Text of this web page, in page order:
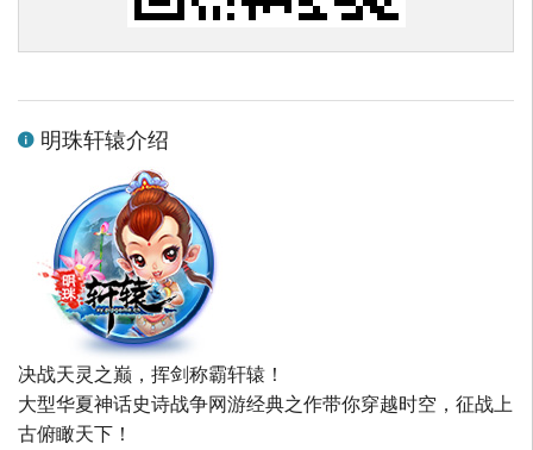
明珠轩辕介绍
决战天灵之巅，挥剑称霸轩辕！
大型华夏神话史诗战争网游经典之作带你穿越时空，征战上
古俯瞰天下！